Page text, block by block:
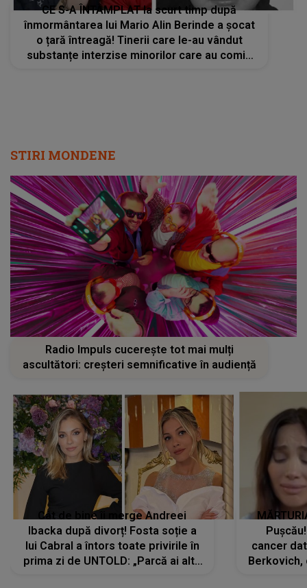
STIRI MONDENE
Radio Impuls cucerește tot mai mulți
ascultători: creșteri semnificative în audiență
Ibacka după divorț! Fosta soție a
lui Cabral a întors toate privirile în
prima zi de UNTOLD: „Parcă ai altă
strălucire, emani putere,
încredere, siguranță...”
cancer
accident
Dacă